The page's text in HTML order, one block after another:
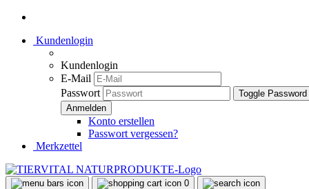
Kundenlogin
Kundenlogin
E-Mail
Passwort
Toggle
Konto erstellen
Passwort vergessen?
Merkzettel
0